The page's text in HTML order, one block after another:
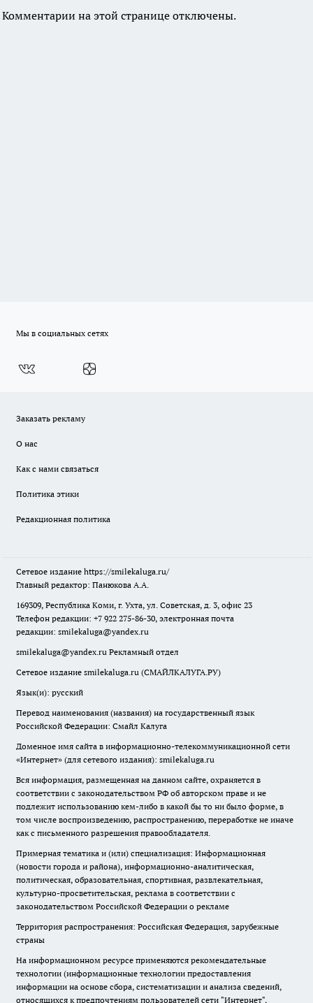
Комментарии на этой странице отключены.
Мы в социальных сетях
Заказать рекламу
О нас
Как с нами связаться
Политика этики
Редакционная политика
Сетевое издание https://smilekaluga.ru/
Главный редактор: Панюкова А.А.
169309, Республика Коми, г. Ухта, ул. Советская, д. 3, офис 23
Телефон редакции: +7 922 275-86-30, электронная почта
редакции: smilekaluga@yandex.ru
smilekaluga@yandex.ru Рекламный отдел
Сетевое издание smilekaluga.ru (СМАЙЛКАЛУГА.РУ)
Язык(и): русский
Перевод наименования (названия) на государственный язык
Российской Федерации: Смайл Калуга
Доменное имя сайта в информационно-телекоммуникационной сети
«Интернет» (для сетевого издания): smilekaluga.ru
Вся информация, размещенная на данном сайте, охраняется в
соответствии с законодательством РФ об авторском праве и не
подлежит использованию кем-либо в какой бы то ни было форме, в
том числе воспроизведению, распространению, переработке не иначе
как с письменного разрешения правообладателя.
Примерная тематика и (или) специализация: Информационная
(новости города и района), информационно-аналитическая,
политическая, образовательная, спортивная, развлекательная,
культурно-просветительская, реклама в соответствии с
законодательством Российской Федерации о рекламе
Территория распространения: Российская Федерация, зарубежные
страны
На информационном ресурсе применяются рекомендательные
технологии (информационные технологии предоставления
информации на основе сбора, систематизации и анализа сведений,
относящихся к предпочтениям пользователей сети "Интернет",